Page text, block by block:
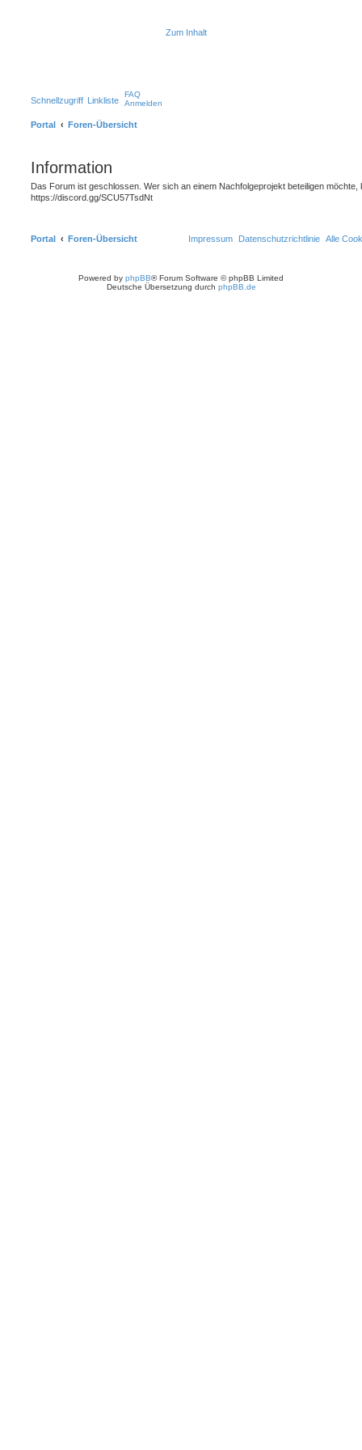
Zum Inhalt
Schnellzugriff Linkliste
FAQ
Anmelden
Portal Foren-Übersicht
Information
Das Forum ist geschlossen. Wer sich an einem Nachfolgeprojekt beteiligen
https://discord.gg/SCU57TsdNt
Portal Foren-Übersicht Alle
Datenschutzrichtlinie
Impressum
Powered by phpBB® Forum Software © phpBB Limited
Deutsche Übersetzung durch phpBB.de